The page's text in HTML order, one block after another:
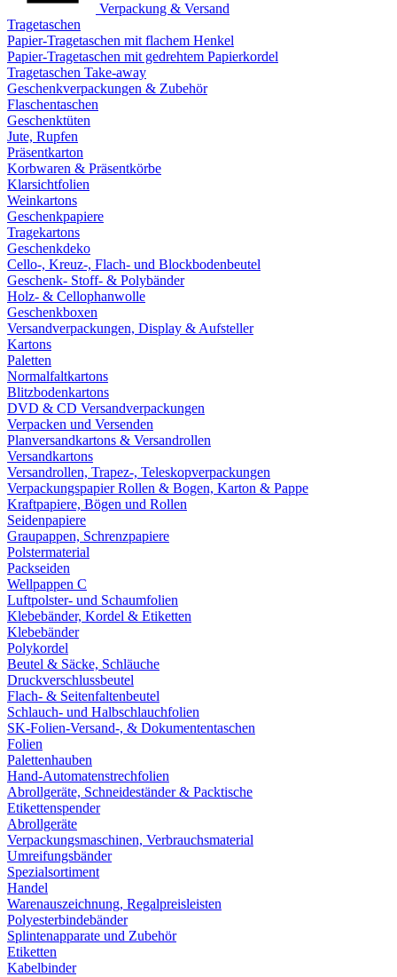
Verpackung & Versand
Tragetaschen
Papier-Tragetaschen mit flachem Henkel
Papier-Tragetaschen mit gedrehtem Papierkordel
Tragetaschen Take-away
Geschenkverpackungen & Zubehör
Flaschentaschen
Geschenktüten
Jute, Rupfen
Präsentkarton
Korbwaren & Präsentkörbe
Klarsichtfolien
Weinkartons
Geschenkpapiere
Tragekartons
Geschenkdeko
Cello-, Kreuz-, Flach- und Blockbodenbeutel
Geschenk- Stoff- & Polybänder
Holz- & Cellophanwolle
Geschenkboxen
Versandverpackungen, Display & Aufsteller
Kartons
Paletten
Normalfaltkartons
Blitzbodenkartons
DVD & CD Versandverpackungen
Verpacken und Versenden
Planversandkartons & Versandrollen
Versandkartons
Versandrollen, Trapez-, Teleskopverpackungen
Verpackungspapier Rollen & Bogen, Karton & Pappe
Kraftpapiere, Bögen und Rollen
Seidenpapiere
Graupappen, Schrenzpapiere
Polstermaterial
Packseiden
Wellpappen C
Luftpolster- und Schaumfolien
Klebebänder, Kordel & Etiketten
Klebebänder
Polykordel
Beutel & Säcke, Schläuche
Druckverschlussbeutel
Flach- & Seitenfaltenbeutel
Schlauch- und Halbschlauchfolien
SK-Folien-Versand-, & Dokumententaschen
Folien
Palettenhauben
Hand-Automatenstrechfolien
Abrollgeräte, Schneideständer & Packtische
Etikettenspender
Abrollgeräte
Verpackungsmaschinen, Verbrauchsmaterial
Umreifungsbänder
Spezialsortiment
Handel
Warenauszeichnung, Regalpreisleisten
Polyesterbindebänder
Splintenapparate und Zubehör
Etiketten
Kabelbinder